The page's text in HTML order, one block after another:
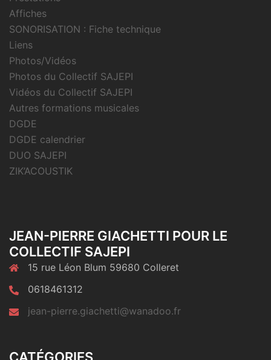
Affiches
SONORISATION : Fiche technique
Liens
Photos/Vidéos
Photos du Collectif SAJEPI
Vidéos du Collectif SAJEPI
Autres formations musicales
DGDE
DGDE calendrier
DUO SAJEPI
ZIK’ACOUSTIK
JEAN-PIERRE GIACHETTI POUR LE
COLLECTIF SAJEPI
15 rue Léon Blum 59680 Colleret
0618461312
jean-pierre.giachetti@wanadoo.fr